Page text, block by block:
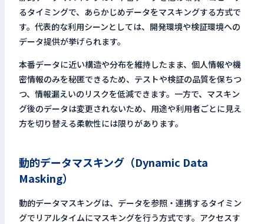
るタイミングで、あらかじめデータをマスキングする方式で
す。代表的な利用シーンとしては、開発環境や検証環境への
データ提供が挙げられます。
本番データに近い構造や分布を維持したまま、個人情報や機
密情報のみを秘匿できるため、テストや検証の品質を保ちつ
つ、情報漏えいのリスクを低減できます。一方で、マスキン
グ後のデータは変更されないため、用途や利用者ごとに見え
方を切り替える柔軟性には限りがあります。
動的データマスキング（Dynamic Data
Masking）
動的データマスキングは、データを参照・連携するタイミン
グでリアルタイムにマスキングを行う方式です。アクセスす